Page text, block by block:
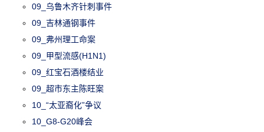
09_乌鲁木齐针刺事件
09_吉林通钢事件
09_弗州理工命案
09_甲型流感(H1N1)
09_红宝石酒楼结业
09_超市东主陈旺案
10_“太亚裔化”争议
10_G8-G20峰会